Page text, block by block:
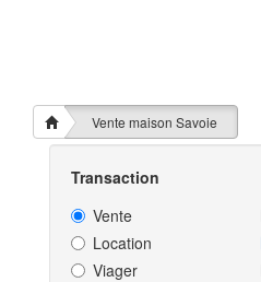
Vente maison Savoie
Transaction
Vente
Location
Viager